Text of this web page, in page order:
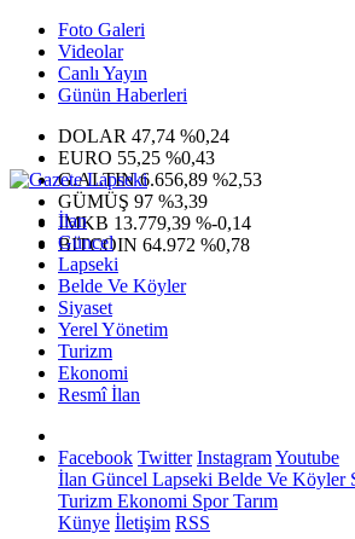
Foto Galeri
Videolar
Canlı Yayın
Günün Haberleri
DOLAR 47,74 %0,24
EURO 55,25 %0,43
G.ALTIN6.656,89 %2,53
GÜMÜŞ 97 %3,39
IMKB 13.779,39 %-0,14
BITCOIN 64.972 %0,78
İlan
Güncel
Lapseki
Belde Ve Köyler
Siyaset
Yerel Yönetim
Turizm
Ekonomi
Resmî İlan
Facebook Twitter InstagramYoutube
İlan Güncel Lapseki Belde Ve Köyler
Turizm Ekonomi SporTarım
Künye İletişim RSS